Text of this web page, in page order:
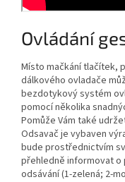
Ovládání
Místo mačkání tlačítek,
dálkového ovladače
bezdotykový systém
pomocí několika
Pomůže Vám také
Odsavač je vybaven
bude prostřednictvím
přehledně informovat o
odsávání (1-zelená; 2-